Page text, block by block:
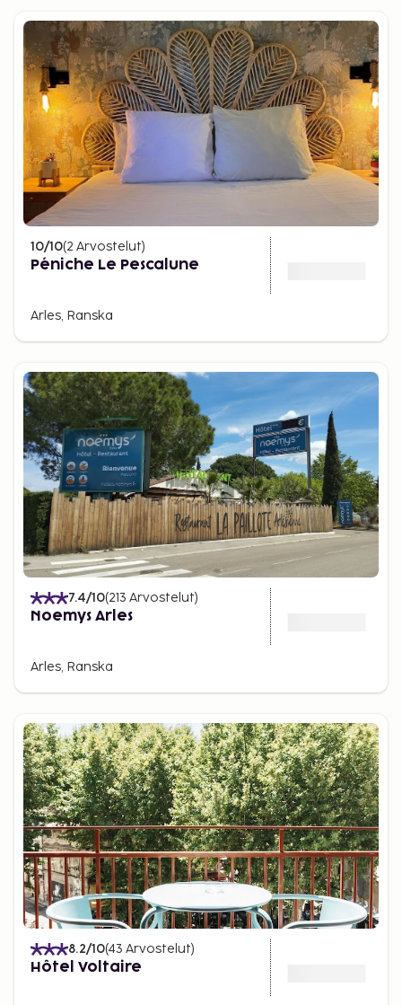
10/10(2 Arvostelut)
Péniche Le Pescalune
Arles, Ranska
7.4/10(213 Arvostelut)
Noemys Arles
Arles, Ranska
8.2/10(43 Arvostelut)
Hôtel Voltaire